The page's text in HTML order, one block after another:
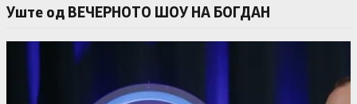
Уште од ВЕЧЕРНОТО ШОУ НА БОГДАН